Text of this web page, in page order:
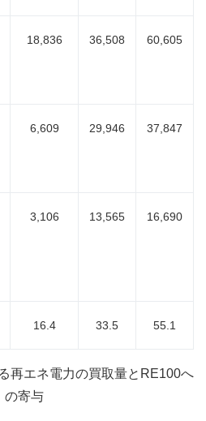
18,836 36,508 60,605
6,609 29,946 37,847
3,106 13,565 16,690
16.4 33.5 55.1
再エネ電力の買取量とRE100へ
の寄与